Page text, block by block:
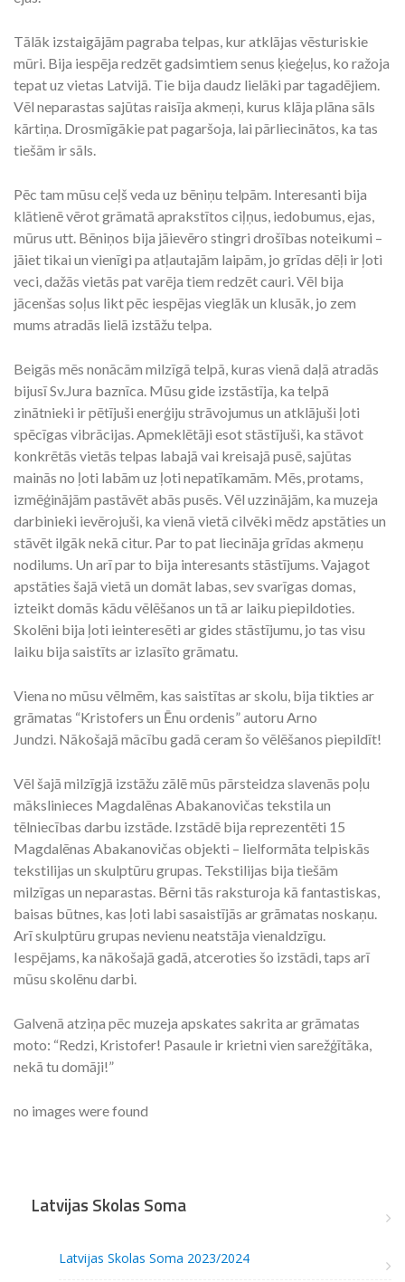
Tālāk izstaigājām pagraba telpas, kur atklājas vēsturiskie
mūri. Bija iespēja redzēt gadsimtiem senus ķieģeļus, ko ražoja
tepat uz vietas Latvijā. Tie bija daudz lielāki par tagadējiem.
Vēl neparastas sajūtas raisīja akmeņi, kurus klāja plāna sāls
kārtiņa. Drosmīgākie pat pagaršoja, lai pārliecinātos, ka tas
tiešām ir sāls.
Pēc tam mūsu ceļš veda uz bēniņu telpām. Interesanti bija
klātienē vērot grāmatā aprakstītos ciļņus, iedobumus, ejas,
mūrus utt. Bēniņos bija jāievēro stingri drošības noteikumi –
jāiet tikai un vienīgi pa atļautajām laipām, jo grīdas dēļi ir ļoti
veci, dažās vietās pat varēja tiem redzēt cauri. Vēl bija
jācenšas soļus likt pēc iespējas vieglāk un klusāk, jo zem
mums atradās lielā izstāžu telpa.
Beigās mēs nonācām milzīgā telpā, kuras vienā daļā atradās
bijusī Sv.Jura baznīca. Mūsu gide izstāstīja, ka telpā
zinātnieki ir pētījuši enerģiju strāvojumus un atklājuši ļoti
spēcīgas vibrācijas. Apmeklētāji esot stāstījuši, ka stāvot
konkrētās vietās telpas labajā vai kreisajā pusē, sajūtas
mainās no ļoti labām uz ļoti nepatīkamām. Mēs, protams,
izmēģinājām pastāvēt abās pusēs. Vēl uzzinājām, ka muzeja
darbinieki ievērojuši, ka vienā vietā cilvēki mēdz apstāties un
stāvēt ilgāk nekā citur. Par to pat liecināja grīdas akmeņu
nodilums. Un arī par to bija interesants stāstījums. Vajagot
apstāties šajā vietā un domāt labas, sev svarīgas domas,
izteikt domās kādu vēlēšanos un tā ar laiku piepildoties.
Skolēni bija ļoti ieinteresēti ar gides stāstījumu, jo tas visu
laiku bija saistīts ar izlasīto grāmatu.
Viena no mūsu vēlmēm, kas saistītas ar skolu, bija tikties ar
grāmatas “Kristofers un Ēnu ordenis” autoru Arno
Jundzi. Nākošajā mācību gadā ceram šo vēlēšanos piepildīt!
Vēl šajā milzīgjā izstāžu zālē mūs pārsteidza slavenās poļu
mākslinieces Magdalēnas Abakanovičas tekstila un
tēlniecības darbu izstāde. Izstādē bija reprezentēti 15
Magdalēnas Abakanovičas objekti – lielformāta telpiskās
tekstilijas un skulptūru grupas. Tekstilijas bija tiešām
milzīgas un neparastas. Bērni tās raksturoja kā fantastiskas,
baisas būtnes, kas ļoti labi sasaistījās ar grāmatas noskaņu.
Arī skulptūru grupas nevienu neatstāja vienaldzīgu.
Iespējams, ka nākošajā gadā, atceroties šo izstādi, taps arī
mūsu skolēnu darbi.
Galvenā atziņa pēc muzeja apskates sakrita ar grāmatas
moto: “Redzi, Kristofer! Pasaule ir krietni vien sarežģītāka,
nekā tu domāji!”
no images were found
Latvijas Skolas Soma
Latvijas Skolas Soma 2023/2024